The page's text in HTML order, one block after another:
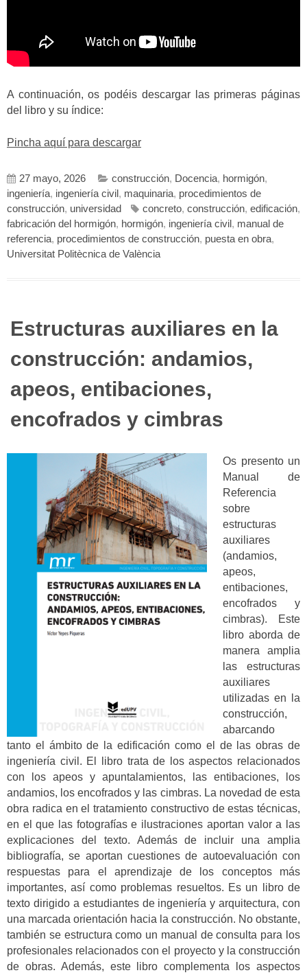
A continuación, os podéis descargar las primeras páginas
del libro y su índice:
Pincha aquí para descargar
27 mayo, 2026 construcción, Docencia, hormigón,
ingeniería, ingeniería civil , maquinaria, procedimientos de
construcción, universidad concreto, construcción, edificación,
fabricación del hormigón, hormigón, ingeniería civil , manual de
referencia, procedimientos de construcción, puesta en obra,
Universitat Politècnica de València
Estructuras auxiliares en la
construcción: andamios,
apeos, entibaciones,
encofrados y cimbras
Os presento un
Manual de
Referencia
sobre
estructuras
auxiliares
(andamios,
apeos,
entibaciones,
encofrados y
cimbras). Este
libro aborda de
manera amplia
las estructuras
auxiliares
utilizadas en la
construcción,
abarcando
tanto el ámbito de la edificación como el de las obras de
ingeniería civil. El libro trata de los aspectos relacionados
con los apeos y apuntalamientos, las entibaciones, los
andamios, los encofrados y las cimbras. La novedad de esta
obra radica en el tratamiento constructivo de estas técnicas,
en el que las fotografías e ilustraciones aportan valor a las
explicaciones del texto. Además de incluir una amplia
bibliografía, se aportan cuestiones de autoevaluación con
respuestas para el aprendizaje de los conceptos más
importantes, así como problemas resueltos. Es un libro de
texto dirigido a estudiantes de ingeniería y arquitectura, con
una marcada orientación hacia la construcción. No obstante,
también se estructura como un manual de consulta para los
profesionales relacionados con el proyecto y la construcción
de obras. Además, este libro complementa los aspectos